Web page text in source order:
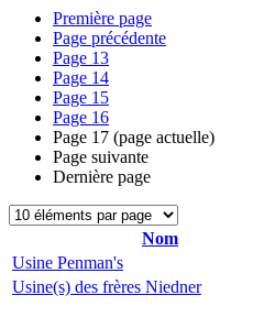
Première page
Page précédente
Page 13
Page 14
Page 15
Page 16
Page 17 (page actuelle)
Page suivante
Dernière page
Nom
Usine Penman's
Usine(s) des frères Niedner